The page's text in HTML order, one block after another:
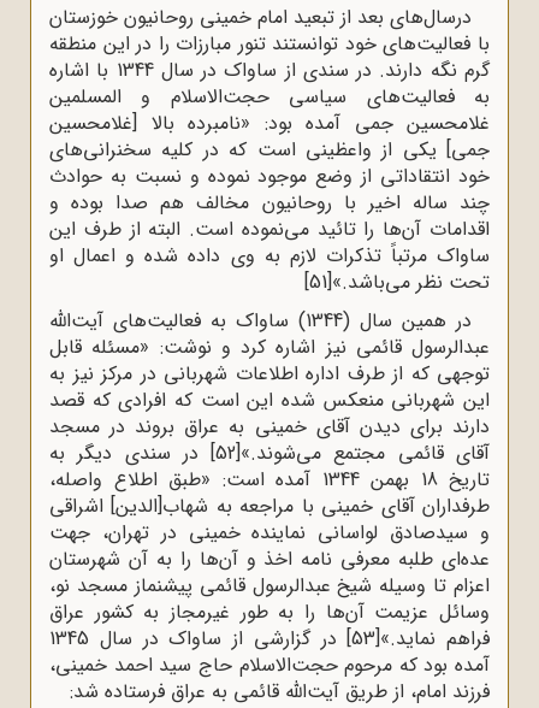
درسال‌های بعد از تبعید امام خمینی روحانیون خوزستان
با فعالیت‌های خود توانستند تنور مبارزات را در این منطقه
گرم نگه دارند. در سندی از ساواک در سال 1344 با اشاره
به فعالیت‌های سیاسی حجت‌الاسلام و المسلمین
غلامحسین جمی آمده بود: «نامبرده بالا [غلامحسین
جمی] یکی از واعظینی است که در کلیه سخنرانی‌های
خود انتقاداتی از وضع موجود نموده و نسبت به حوادث
چند ساله اخیر با روحانیون مخالف هم صدا بوده و
اقدامات آن‌ها را تائید می‌نموده است. البته از طرف این
ساواک مرتباً تذکرات لازم به وی داده شده و اعمال او
تحت نظر می‌باشد.»[51]
در همین سال (1344) ساواک به فعالیت‌های آیت‌الله
عبدالرسول قائمی نیز اشاره کرد و نوشت: «مسئله قابل
توجهی که از طرف اداره اطلاعات شهربانی در مرکز نیز به
این شهربانی منعکس شده این است که افرادی که قصد
دارند برای دیدن آقای خمینی به عراق بروند در مسجد
آقای قائمی مجتمع می‌شوند.»[52]
در سندی دیگر به
تاریخ 18 بهمن 1344 آمده است: «طبق اطلاع واصله،
طرفداران آقای خمینی با مراجعه به شهاب[الدین] اشراقی
و سیدصادق لواسانی نماینده خمینی در تهران، جهت
عده‌ای طلبه معرفی نامه اخذ و آن‌ها را به آن شهرستان
اعزام تا وسیله شیخ عبدالرسول قائمی پیشنماز مسجد نو،
وسائل عزیمت آن‌ها را به طور غیرمجاز به کشور عراق
فراهم نماید.»[53]
در گزارشی از ساواک در سال 1345
آمده بود که مرحوم حجت‌الاسلام حاج سید احمد خمینی،
فرزند امام، از طریق آیت‌الله قائمی به عراق فرستاده شد: